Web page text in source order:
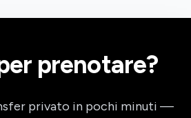
prenotare?
privato in pochi minuti —